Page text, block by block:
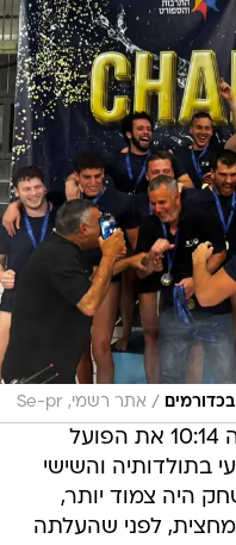
/ אתר רשמי, Se-pr
בגמר הגברים, גוש זבולון ניצחה 10:14 את הפועל
בתולדותיה והשישי
היה צמוד יותר,
5:6 בלבד במחצית, לפני שהעלתה